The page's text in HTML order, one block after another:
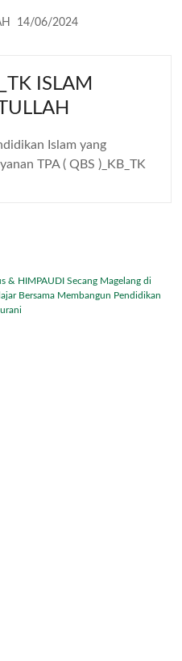
14/06/2024
ISLAM
Islam yang
TPA ( QBS )_KB_TK
& HIMPAUDI Secang Magelang di
Bersama Membangun Pendidikan